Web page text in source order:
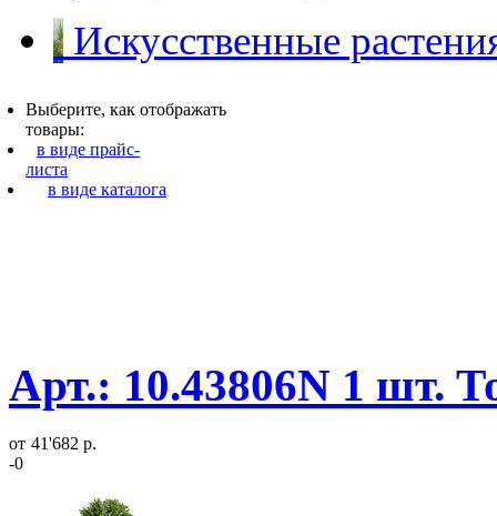
Искусственные
Выберите, как отображать
товары:
в виде прайс-
листа
в виде каталога
Арт.: 10.43806N 1 шт.
от 41'682 р.
-0